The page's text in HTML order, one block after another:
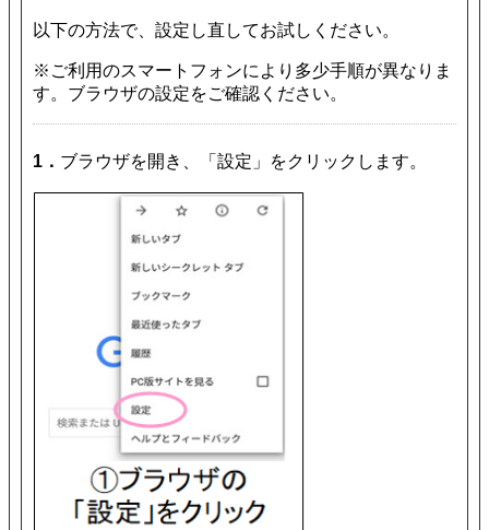
以下の方法で、設定し直してお試しください。
※ご利用のスマートフォンにより多少手順が異なりま
す。ブラウザの設定をご確認ください。
1． ブラウザを開き、「設定」をクリックします。